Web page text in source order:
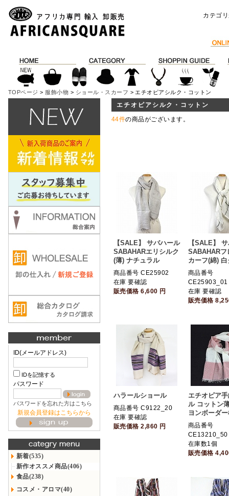
カテゴ
TOPページ > 服飾小物 > ショール・スカーフ > エチオピアシルク・コットン
ID(メールアドレス)
IDを記憶する
パスワード
パスワードを忘れた方はこちら
新規会員登録はこちらから
新着(535)
新作オススメ商品(406)
食品(238)
コスメ・アロマ(40)
エチオピアシルク・コットン
44件の商品がございます。
【SALE】 サバハール
SABAHARエリシルク
(薄) ナチュラル
商品番号 CE25902
在庫 要確認
販売価格6,600 円
【SALE】
SABAHARフ
カーフ(綿)
商品番号
CE25903_01
在庫 要確認
販売価格
ハラールショール
商品番号 C9122_20
在庫 要確認
販売価格2,860 円
エチオピア
ル コットン
ヨンボーダ
商品番号
CE13210_50
在庫数1個
販売価格